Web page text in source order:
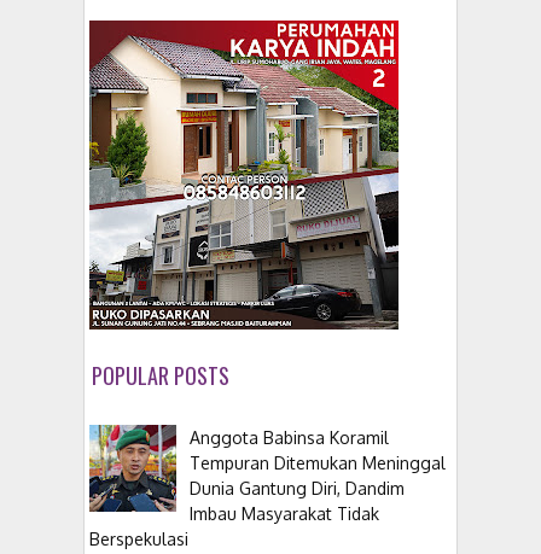
POPULAR POSTS
Anggota Babinsa Koramil
Tempuran Ditemukan Meninggal
Dunia Gantung Diri, Dandim
Imbau Masyarakat Tidak
Berspekulasi